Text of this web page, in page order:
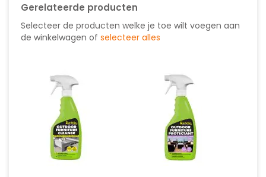
Gerelateerde producten
Selecteer de producten welke je toe wilt voegen aan
de winkelwagen of selecteer alles